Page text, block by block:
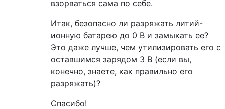
взорваться сама по себе.
Итак, безопасно ли разряжать литий-
ионную батарею до 0 В и замыкать ее?
Это даже лучше, чем утилизировать его с
оставшимся зарядом 3 В (если вы,
конечно, знаете, как правильно его
разряжать)?
Спасибо!